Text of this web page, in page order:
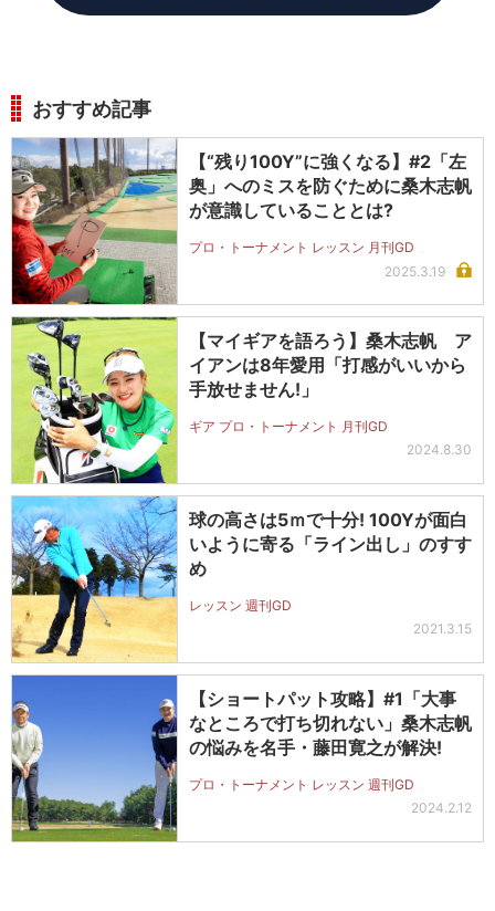
おすすめ記事
【“残り100Y”に強くなる】#2「左
奥」へのミスを防ぐために桑木志帆
が意識していることとは?
プロ・トーナメント レッスン 月刊GD
2025.3.19
【マイギアを語ろう】桑木志帆 ア
イアンは8年愛用「打感がいいから
手放せません!」
ギア プロ・トーナメント 月刊GD
2024.8.30
球の高さは5ｍで十分! 100Yが面白
いように寄る「ライン出し」のすす
め
レッスン 週刊GD
2021.3.15
【ショートパット攻略】#1「大事
なところで打ち切れない」桑木志帆
の悩みを名手・藤田寛之が解決!
プロ・トーナメント レッスン 週刊GD
2024.2.12